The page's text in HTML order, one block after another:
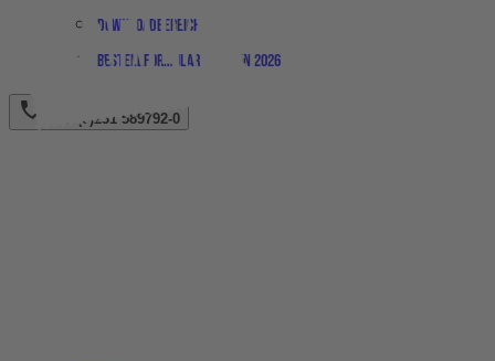
Downloadbereich
Bestellformular Magazin 2026
+49 (0)231 589792-0